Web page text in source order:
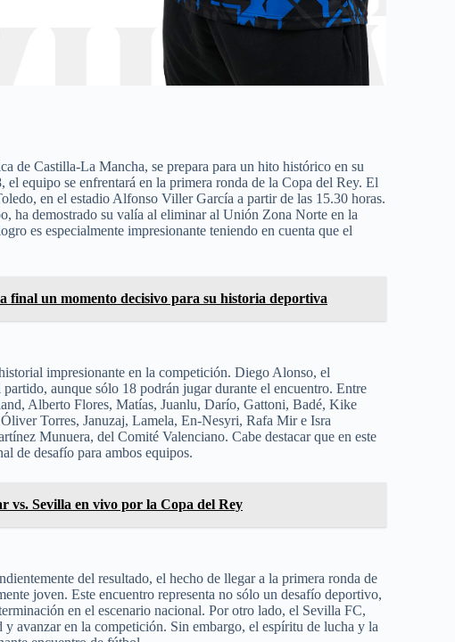
de Castilla-La Mancha, se prepara para un hito histórico en su
equipo se enfrentará en la primera ronda de la Copa del Rey. El
en el estadio Alfonso Viller García a partir de las 15.30 horas.
ha demostrado su valía al eliminar al Unión Zona Norte en la
es especialmente impresionante teniendo en cuenta que el
final un momento decisivo para su historia deportiva
impresionante en la competición. Diego Alonso, el
aunque sólo 18 podrán jugar durante el encuentro. Entre
Alberto Flores, Matías, Juanlu, Darío, Gattoni, Badé, Kike
Torres, Januzaj, Lamela, En-Nesyri, Rafa Mir e Isra
Munuera, del Comité Valenciano. Cabe destacar que en este
de desafío para ambos equipos.
vs. Sevilla en vivo por la Copa del Rey
del resultado, el hecho de llegar a la primera ronda de
joven. Este encuentro representa no sólo un desafío deportivo,
en el escenario nacional. Por otro lado, el Sevilla FC,
avanzar en la competición. Sin embargo, el espíritu de lucha y la